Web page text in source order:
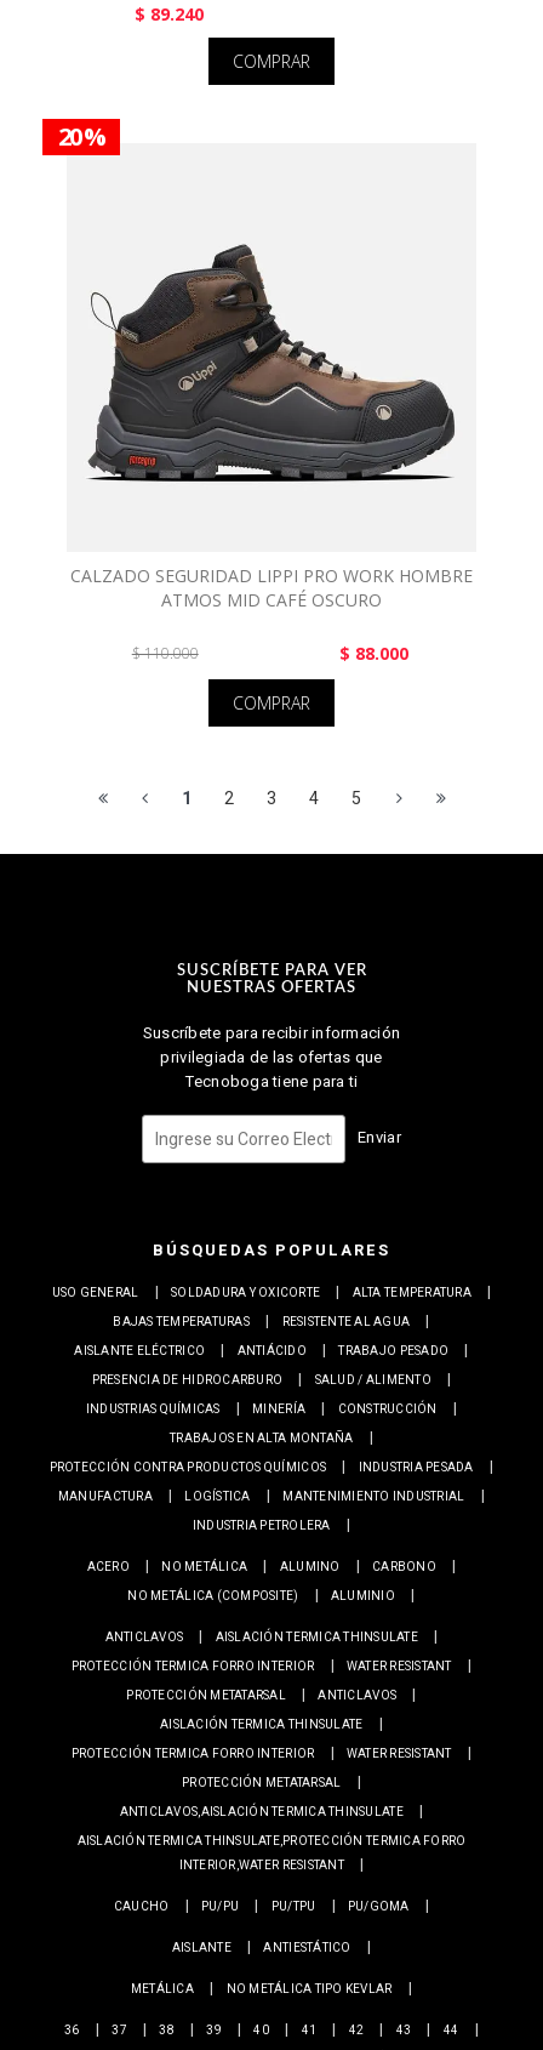
$ 89.240
COMPRAR
20 %
CALZADO SEGURIDAD LIPPI PRO WORK HOMBRE
ATMOS MID CAFÉ OSCURO
$ 110.000 $ 88.000
COMPRAR
1 2 3 4 5
SUSCRÍBETE PARA VER
NUESTRAS OFERTAS
Suscríbete para recibir información
privilegiada de las ofertas que
Tecnoboga tiene para ti
Enviar
BÚSQUEDAS POPULARES
USO GENERAL SOLDADURA Y OXICORTE
ALTA TEMPERATURA
BAJAS TEMPERATURAS
RESISTENTE AL AGUA
AISLANTE ELÉCTRICO
ANTIÁCIDO
TRABAJO PESADO
PRESENCIA DE HIDROCARBURO
SALUD / ALIMENTO
INDUSTRIAS QUÍMICAS
MINERÍA
CONSTRUCCIÓN
TRABAJOS EN ALTA MONTAÑA
PROTECCIÓN CONTRA PRODUCTOS QUÍMICOS
INDUSTRIA PESADA
MANUFACTURA
LOGÍSTICA
MANTENIMIENTO INDUSTRIAL
INDUSTRIA PETROLERA
ACERO NO METÁLICA ALUMINO
CARBONO
NO METÁLICA (COMPOSITE)
ALUMINIO
ANTICLAVOS
AISLACIÓN TERMICA THINSULATE
PROTECCIÓN TERMICA FORRO INTERIOR
WATER RESISTANT
PROTECCIÓN METATARSAL
ANTICLAVOS
AISLACIÓN TERMICA THINSULATE
PROTECCIÓN TERMICA FORRO INTERIOR
WATER RESISTANT
PROTECCIÓN METATARSAL
ANTICLAVOS,AISLACIÓN TERMICA THINSULATE
AISLACIÓN TERMICA THINSULATE,PROTECCIÓN TERMICA FORRO
INTERIOR,WATER RESISTANT
CAUCHO PU/PU PU/TPU PU/GOMA
AISLANTE ANTIESTÁTICO
METÁLICA NO METÁLICA TIPO KEVLAR
36 37 38 39 40 41 42 43
44